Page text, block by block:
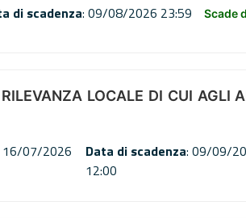
di scadenza: 09/08/2026 23:59 Scade
LOCALE DI CUI
16/07/2026
Data di scadenza: 09/09/
12:00